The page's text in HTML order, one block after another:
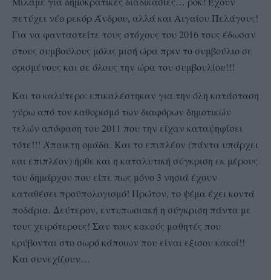
πετύχει νέο ρεκόρ Άνδρου, αλλά και Αιγαίου Πελάγους!
Για να φανταστείτε τους στόχους του 2016 τους έδωσαν
στους συμβούλους μόλις μισή ώρα πριν το συμβούλιο σε
ορισμένους και σε όλους την ώρα του συμβουλίου!!!
Και το καλύτερο: επικαλέστηκαν για την όλη κατάσταση
γύρω από τον καθορισμό των διαφόρων δημοτικών
τελών απόφαση του 2011 που την είχαν καταψηφίσει
τότε!!! Άπαικτη ομάδα. Και το επιπλέον (πάντα υπάρχει
και επιπλέον) ήρθε και η καταλυτική σύγκριση εκ μέρους
του δημάρχου που είπε πως μόνο 3 νησιά έχουν
καταθέσει προϋπολογισμό! Πρώτον, το ψέμα έχει κοντά
ποδάρια. Δεύτερον, εντυπωσιακή η σύγκριση πάντα με
τους χειρότερους! Σαν τους κακούς μαθητές που
κρύβονται στο σωρό κάποιων που είναι εξισου κακοί!!
Και συνεχίζουν…